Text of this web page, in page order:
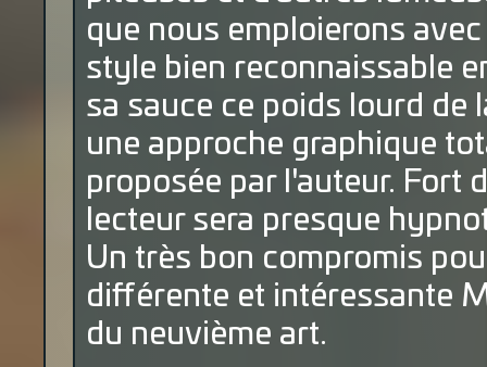
que nous emploierons
style bien reconnaissable
sa sauce ce poids lourd de
une approche graphique
proposée par l'auteur. Fort
lecteur sera presque
Un très bon compromis
différente et intéressante
du neuvième art.